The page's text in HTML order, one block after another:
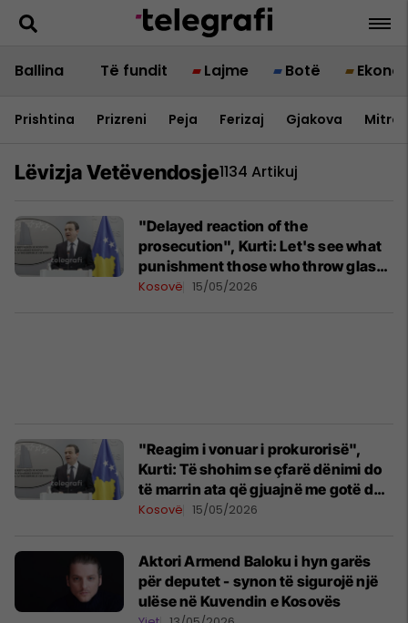
Ballina Të fundit Lajme Botë
Prishtina Prizreni Peja Ferizaj Gjakova
Lëvizja Vetëvendosje1134 Artikuj
"Delayed reaction of the
prosecution", Kurti: Let's see what
punishment those who throw glass
and bleed the deputy ministers will
Kosovë 15/05/2026
"Reagim i vonuar i prokurorisë",
Kurti: Të shohim se çfarë dënimi do
të marrin ata që gjuajnë me gotë dhe
përgjakin zëvendësministra
Kosovë 15/05/2026
Aktori Armend Baloku i hyn garës
për deputet - synon të sigurojë një
ulëse në Kuvendin e Kosovës